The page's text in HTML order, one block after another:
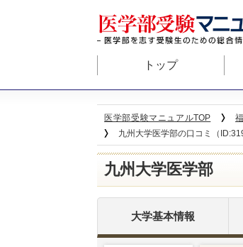
トップ
医学部受験マニュアルTOP
九州大学医学部の口コミ（
九州大学医学部
大学基本情報